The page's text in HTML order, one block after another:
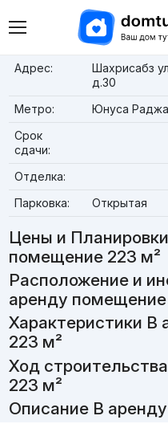
Адрес:
Шахрисабз
д.30
Метро:
Юнуса
Срок
сдачи:
Отделка:
Парковка:
Открытая
Цены и
помещение 223 м²
Расположение и
аренду
Характеристики
223 м²
Ход
223 м²
Описание В